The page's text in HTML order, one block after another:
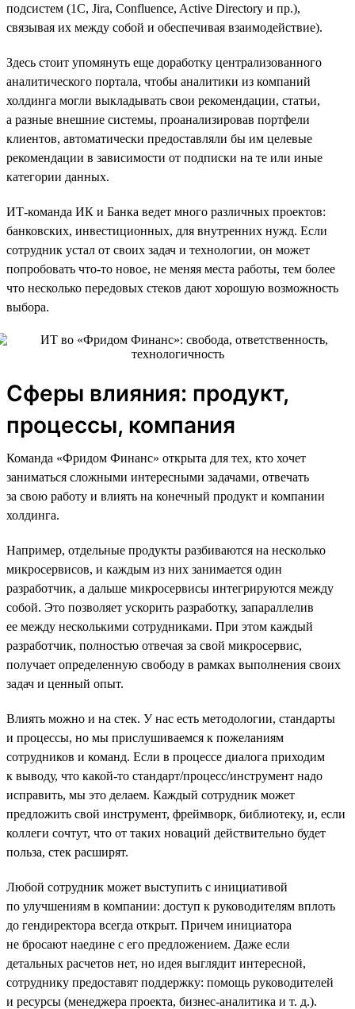
подсистем (1С, Jira, Confluence, Active Directory и пр.),
связывая их между собой и обеспечивая взаимодействие).
Здесь стоит упомянуть еще доработку централизованного
аналитического портала, чтобы аналитики из компаний
холдинга могли выкладывать свои рекомендации, статьи,
а разные внешние системы, проанализировав портфели
клиентов, автоматически предоставляли бы им целевые
рекомендации в зависимости от подписки на те или иные
категории данных.
ИТ-команда ИК и Банка ведет много различных проектов:
банковских, инвестиционных, для внутренних нужд. Если
сотрудник устал от своих задач и технологии, он может
попробовать что-то новое, не меняя места работы, тем более
что несколько передовых стеков дают хорошую возможность
выбора.
Сферы влияния: продукт,
процессы, компания
Команда «Фридом Финанс» открыта для тех, кто хочет
заниматься сложными интересными задачами, отвечать
за свою работу и влиять на конечный продукт и компании
холдинга.
Например, отдельные продукты разбиваются на несколько
микросервисов, и каждым из них занимается один
разработчик, а дальше микросервисы интегрируются между
собой. Это позволяет ускорить разработку, запараллелив
ее между несколькими сотрудниками. При этом каждый
разработчик, полностью отвечая за свой микросервис,
получает определенную свободу в рамках выполнения своих
задач и ценный опыт.
Влиять можно и на стек. У нас есть методологии, стандарты
и процессы, но мы прислушиваемся к пожеланиям
сотрудников и команд. Если в процессе диалога приходим
к выводу, что какой-то стандарт/процесс/инструмент надо
исправить, мы это делаем. Каждый сотрудник может
предложить свой инструмент, фреймворк, библиотеку, и, если
коллеги сочтут, что от таких новаций действительно будет
польза, стек расширят.
Любой сотрудник может выступить с инициативой
по улучшениям в компании: доступ к руководителям вплоть
до гендиректора всегда открыт. Причем инициатора
не бросают наедине с его предложением. Даже если
детальных расчетов нет, но идея выглядит интересной,
сотруднику предоставят поддержку: помощь руководителей
и ресурсы (менеджера проекта, бизнес-аналитика и т. д.).